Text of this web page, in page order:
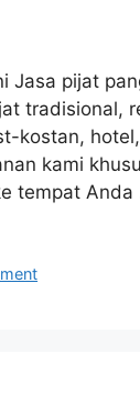
Jasa pijat
tradisional,
kostan,
kami
tempat Anda